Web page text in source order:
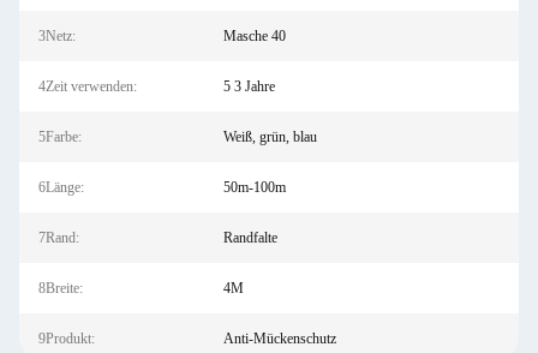
3Netz: Masche 40
4Zeit verwenden: 5 3 Jahre
5Farbe: Weiß, grün, blau
6Länge: 50m-100m
7Rand: Randfalte
8Breite: 4M
9Produkt: Anti-Mückenschutz